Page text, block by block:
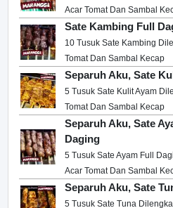
Acar Tomat Dan Sambal
Sate Kambing Full
10 Tusuk Sate Kambing
Tomat Dan Sambal Kecap
Separuh Aku, Sate
5 Tusuk Sate Kulit Ayam
Tomat Dan Sambal Kecap
Separuh Aku, Sate
Daging
5 Tusuk Sate Ayam Full
Acar Tomat Dan Sambal
Separuh Aku, Sate
5 Tusuk Sate Tuna